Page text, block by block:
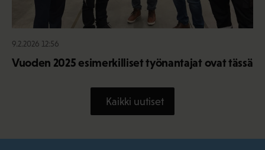
9.2.2026 12:56
Vuoden 2025 esimerkilliset työnantajat ovat tässä
Kaikki uutiset